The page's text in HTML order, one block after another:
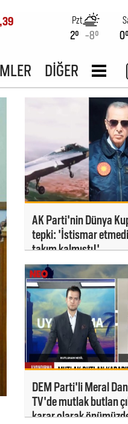
Pzt
2° -8° 0°
DİĞER
AK Parti'nin Dünya
tepki: 'İstismar
takım kalmıştı!'
DEM Parti'li Meral
TV'de mutlak butlan
karar olarak